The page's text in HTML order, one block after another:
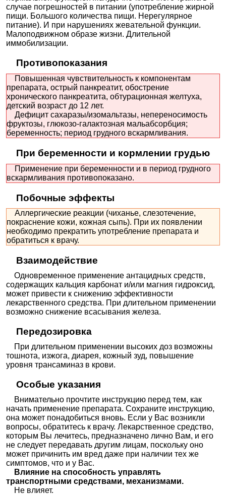
случае погрешностей в питании (употребление жирной
пищи. Большого количества пищи. Нерегулярное
питание). И при нарушениях жевательной функции.
Малоподвижном образе жизни. Длительной
иммобилизации.
Противопоказания
Повышенная чувствительность к компонентам
препарата, острый панкреатит, обострение
хронического панкреатита, обтурационная желтуха,
детский возраст до 12 лет.
Дефицит сахаразы/изомальтазы, непереносимость
фруктозы, глюкозо-галактозная мальабсорбция;
беременность; период грудного вскармливания.
При беременности и кормлении грудью
Применение при беременности и в период грудного
вскармливания противопоказано.
Побочные эффекты
Аллергические реакции (чиханье, слезотечение,
покраснение кожи, кожная сыпь). При их появлении
необходимо прекратить употребление препарата и
обратиться к врачу.
Взаимодействие
Одновременное применение антацидных средств,
содержащих кальция карбонат и/или магния гидроксид,
может привести к снижению эффективности
лекарственного средства. При длительном применении
возможно снижение всасывания железа.
Передозировка
При длительном применении высоких доз возможны
тошнота, изжога, диарея, кожный зуд, повышение
уровня трансаминаз в крови.
Особые указания
Внимательно прочтите инструкцию перед тем, как
начать применение препарата. Сохраните инструкцию,
она может понадобиться вновь. Если у Вас возникли
вопросы, обратитесь к врачу. Лекарственное средство,
которым Вы лечитесь, предназначено лично Вам, и его
не следует передавать другим лицам, поскольку оно
может причинить им вред даже при наличии тех же
симптомов, что и у Вас.
Влияние на способность управлять
транспортными средствами, механизмами.
Не влияет.